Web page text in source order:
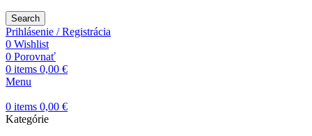
Search
Prihlásenie / Registrácia
0 Wishlist
0 Porovnať
0 items 0,00 €
Menu
0 items 0,00 €
Kategórie